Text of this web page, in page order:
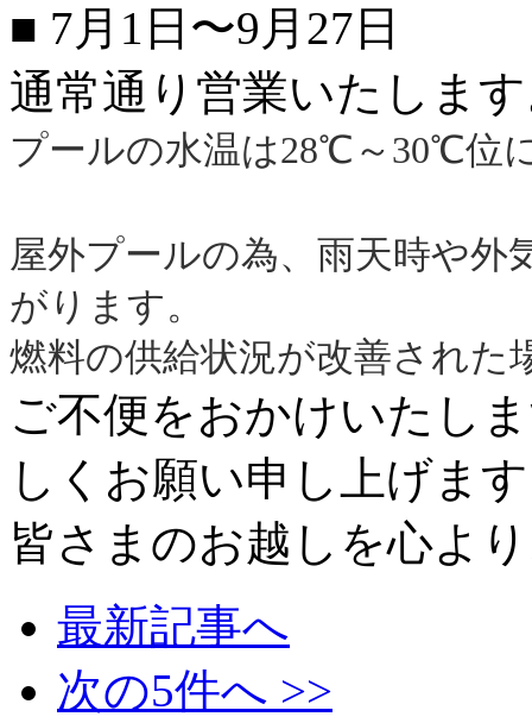
■ 7月1日〜9月27日
通常通り営業いたしま
プールの水温は28℃～30℃位
屋外プールの為、雨天時や外
がります。
燃料の供給状況が改善された
ご不便をおかけいたし
しくお願い申し上げま
皆さまのお越しを心よ
最新記事へ
次の5件へ >>